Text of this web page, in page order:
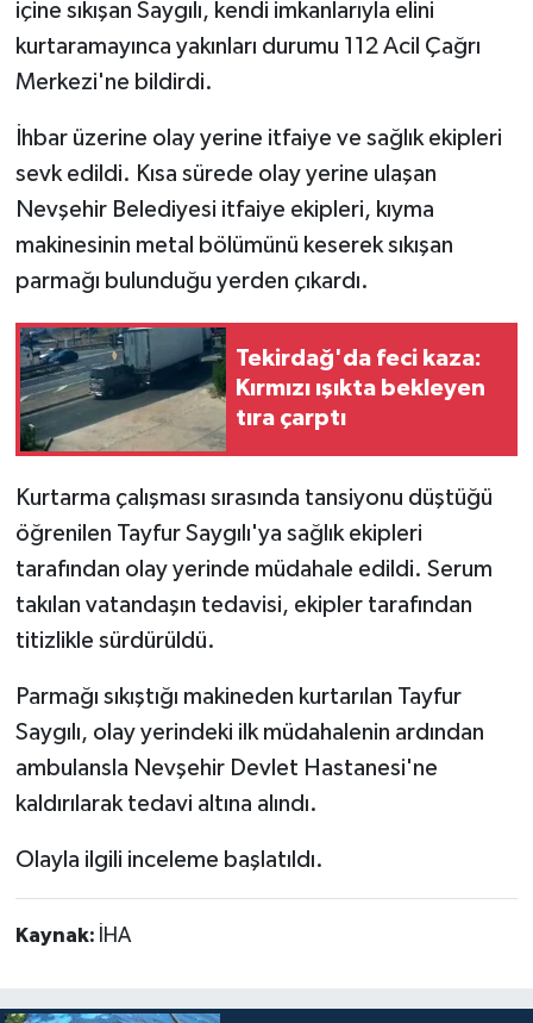
içine sıkışan Saygılı, kendi imkanlarıyla elini
kurtaramayınca yakınları durumu 112 Acil Çağrı
Merkezi'ne bildirdi.
İhbar üzerine olay yerine itfaiye ve sağlık ekipleri
sevk edildi. Kısa sürede olay yerine ulaşan
Nevşehir Belediyesi itfaiye ekipleri, kıyma
makinesinin metal bölümünü keserek sıkışan
parmağı bulunduğu yerden çıkardı.
Tekirdağ'da feci kaza:
Kırmızı ışıkta bekleyen
tıra çarptı
Kurtarma çalışması sırasında tansiyonu düştüğü
öğrenilen Tayfur Saygılı'ya sağlık ekipleri
tarafından olay yerinde müdahale edildi. Serum
takılan vatandaşın tedavisi, ekipler tarafından
titizlikle sürdürüldü.
Parmağı sıkıştığı makineden kurtarılan Tayfur
Saygılı, olay yerindeki ilk müdahalenin ardından
ambulansla Nevşehir Devlet Hastanesi'ne
kaldırılarak tedavi altına alındı.
Olayla ilgili inceleme başlatıldı.
Kaynak: İHA